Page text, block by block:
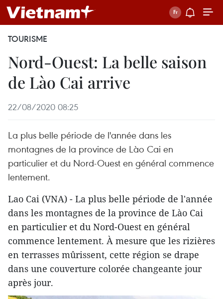
TOURISME
Nord-Ouest: La belle saison
de Lào Cai arrive
22/08/2020 08:25
La plus belle période de l'année dans les
montagnes de la province de Lào Cai en
particulier et du Nord-Ouest en général commence
lentement.
Lao Cai (VNA) - La plus belle période de l'année
dans les montagnes de la province de Lào Cai
en particulier et du Nord-Ouest en général
commence lentement. À mesure que les rizières
en terrasses mûrissent, cette région se drape
dans une couverture colorée changeante jour
après jour.